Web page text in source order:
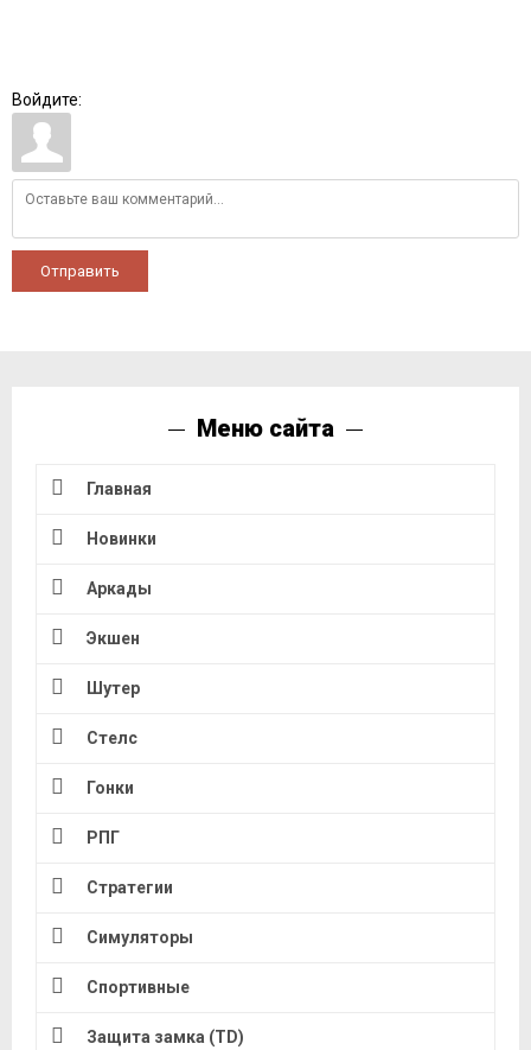
Войдите:
Отправить
Меню сайта
Главная
Новинки
Аркады
Экшен
Шутер
Стелс
Гонки
РПГ
Стратегии
Симуляторы
Спортивные
Защита замка (TD)